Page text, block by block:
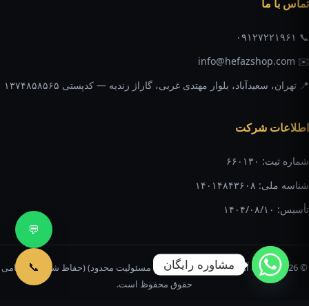
تماس با ما
📞 ۰۹۱۲۷۲۲۱۹۶۱
✉️ info@hefazshop.com
📍 تهران، سعیدآباد، بلوار مهتدی غربی، گاراژ زندیه — کدپستی ۱۳۷۴۸۵۸۵۶۵
اطلاعات شرکت
شماره ثبت: ۶۶۰۱۳۰
شناسه ملی: ۱۴۰۱۴۸۴۳۶۰۸
تأسیس: ۱۴۰۴/۰۸/۱۰
© 2026 شرکت آهنگری برادران عباسی (با مسئولیت محدود) (حفاظ شاپ) — تمامی
حقوق محفوظ است.
💬
📞 مشاوره رایگان